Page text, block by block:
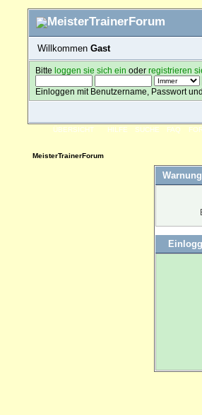
Willkommen Gast
Bitteloggen sie sich ein oderregistrieren
Einloggen mit Benutzername, Passwort
ÜBERSICHT HILFE SUCHE FAQ
MeisterTrainerForum